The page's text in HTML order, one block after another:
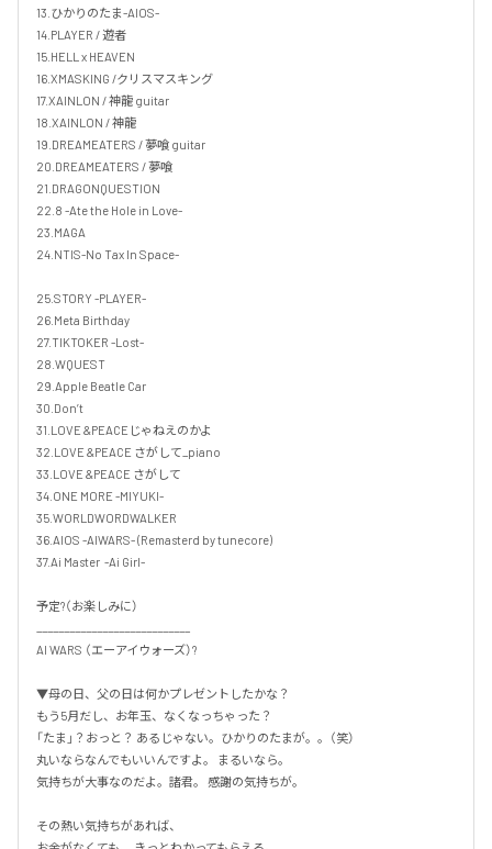
13.ひかりのたま-AIOS-
14.PLAYER / 遊者
15.HELL x HEAVEN
16.XMASKING /クリスマスキング
17.XAINLON / 神龍 guitar
18.XAINLON / 神龍
19.DREAMEATERS / 夢喰 guitar
20.DREAMEATERS / 夢喰
21.DRAGONQUESTION
22.8 -Ate the Hole in Love-
23.MAGA
24.NTIS-No Tax In Space-
25.STORY -PLAYER-
26.Meta Birthday
27.TIKTOKER -Lost-
28.WQUEST
29.Apple Beatle Car
30.Don’t
31.LOVE &PEACEじゃねえのかよ
32.LOVE &PEACE さがして_piano
33.LOVE &PEACE さがして
34.ONE MORE -MIYUKI-
35.WORLDWORDWALKER
36.AIOS -AIWARS- (Remasterd by tunecore)
37.Ai Master  -Ai Girl-
予定?（お楽しみに）
AI WARS （エーアイウォーズ）?
▼母の日、父の日は何かプレゼントしたかな？
もう5月だし、お年玉、なくなっちゃった？
「たま」？おっと？ あるじゃない。ひかりのたまが。。（笑）
丸いならなんでもいいんですよ。 まるいなら。
気持ちが大事なのだよ。諸君。 感謝の気持ちが。
その熱い気持ちがあれば、